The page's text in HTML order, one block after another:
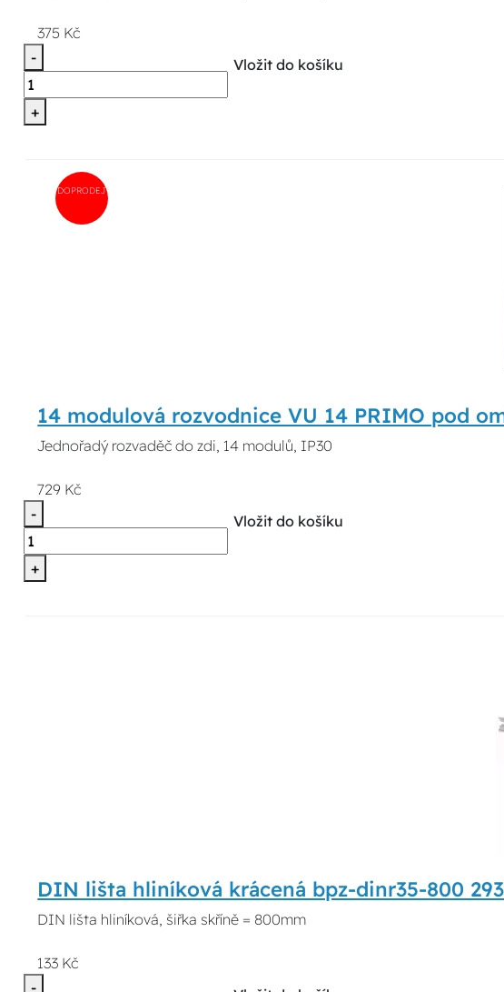
375 Kč
-
+
Vložit do košíku
DOPRODEJ
14 modulová rozvodnice VU 14 PRIMO pod
Jednořadý rozvaděč do zdi, 14 modulů, IP30
729 Kč
-
+
Vložit do košíku
DIN lišta hliníková krácená bpz-dinr35-800
DIN lišta hliníková, šiřka skříně = 800mm
133 Kč
-